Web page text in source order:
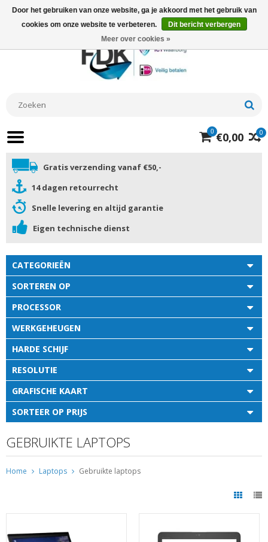
0
0 €0,00
Gratis verzending vanaf €50,-
14 dagen retourrecht
Snelle levering en altijd garantie
Eigen technische dienst
CATEGORIEËN
SORTEREN OP
PROCESSOR
WERKGEHEUGEN
HARDE SCHIJF
RESOLUTIE
GRAFISCHE KAART
SORTEER OP PRIJS
GEBRUIKTE LAPTOPS
Home Laptops Gebruikte laptops
Door het gebruiken van onze website, ga je akkoord met het gebruik van
cookies om onze website te verbeteren.
Dit bericht verbergen
Meer over cookies »